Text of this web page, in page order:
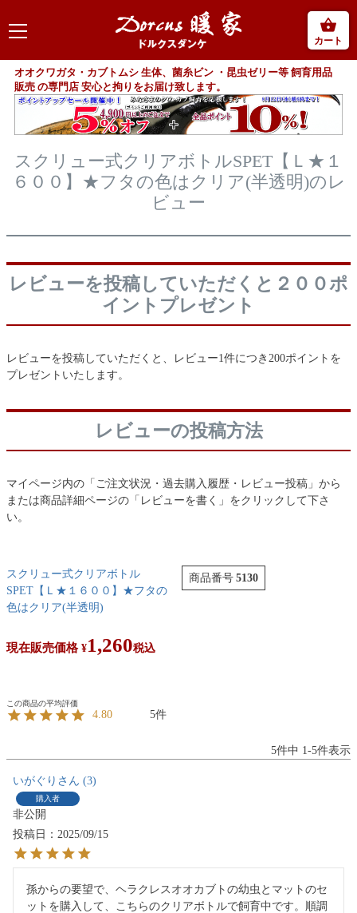
カート
オオクワガタ・カブトムシ 生体、菌糸ビン ・昆虫ゼリー等 飼育用品
販売 の専門店 安心と拘りをお届け致します。
スクリュー式クリアボトルSPET【Ｌ★１
６００】★フタの色はクリア(半透明)のレ
ビュー
レビューを投稿していただくと２００ポ
イントプレゼント
レビューを投稿していただくと、レビュー1件につき200ポイントを
プレゼントいたします。
レビューの投稿方法
マイページ内の「ご注文状況・過去購入履歴・レビュー投稿」から
または商品詳細ページの「レビューを書く」をクリックして下さ
い。
スクリュー式クリアボトル
SPET【Ｌ★１６００】★フタの
色はクリア(半透明)
商品番号 5130
現在販売価格 ¥1,260税込
4.80 5
5件中 1 -5件表示
いがぐり 3
購入者
非公開
投稿日
2025/09/15
孫からの要望で、ヘラクレスオオカブトの幼虫とマットのセ
ットを購入して、こちらのクリアボトルで飼育中です。順調